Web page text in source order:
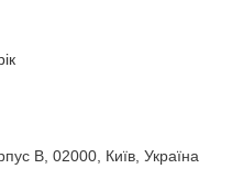
В, 02000, Київ, Україна